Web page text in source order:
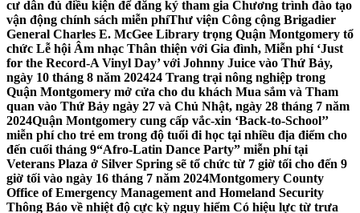
cư dân đủ điều kiện để đăng ký tham gia Chương trình đào tạo
vận động chính sách miễn phíThư viện Công cộng Brigadier
General Charles E. McGee Library trọng Quận Montgomery tổ
chức Lễ hội Âm nhạc Thân thiện với Gia đình, Miễn phí ‘Just
for the Record-A Vinyl Day’ với Johnny Juice vào Thứ Bảy,
ngày 10 tháng 8 năm 202424 Trang trại nông nghiệp trong
Quận Montgomery mở cửa cho du khách Mua sắm và Tham
quan vào Thứ Bảy ngày 27 và Chủ Nhật, ngày 28 tháng 7 năm
2024Quận Montgomery cung cấp vắc-xin ‘Back-to-School’’
miễn phí cho trẻ em trong độ tuổi đi học tại nhiều địa điểm cho
đến cuối tháng 9“Afro-Latin Dance Party” miễn phí tại
Veterans Plaza ở Silver Spring sẽ tổ chức từ 7 giờ tối cho đến 9
giờ tối vào ngày 16 tháng 7 năm 2024Montgomery County
Office of Emergency Management and Homeland Security
Thông Báo về nhiệt độ cực kỳ nguy hiểm Có hiệu lực từ trưa